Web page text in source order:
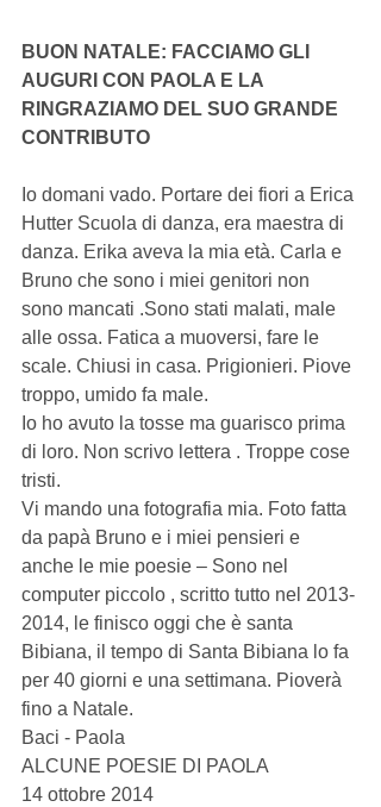
BUON NATALE: FACCIAMO GLI
AUGURI CON PAOLA E LA
RINGRAZIAMO DEL SUO GRANDE
CONTRIBUTO
Io domani vado. Portare dei fiori a Erica
Hutter Scuola di danza, era maestra di
danza. Erika aveva la mia età. Carla e
Bruno che sono i miei genitori non
sono mancati .Sono stati malati, male
alle ossa. Fatica a muoversi, fare le
scale. Chiusi in casa. Prigionieri. Piove
troppo, umido fa male.
Io ho avuto la tosse ma guarisco prima
di loro. Non scrivo lettera . Troppe cose
tristi.
Vi mando una fotografia mia. Foto fatta
da papà Bruno e i miei pensieri e
anche le mie poesie – Sono nel
computer piccolo , scritto tutto nel 2013-
2014, le finisco oggi che è santa
Bibiana, il tempo di Santa Bibiana lo fa
per 40 giorni e una settimana. Pioverà
fino a Natale.
Baci - Paola
ALCUNE POESIE DI PAOLA
14 ottobre 2014